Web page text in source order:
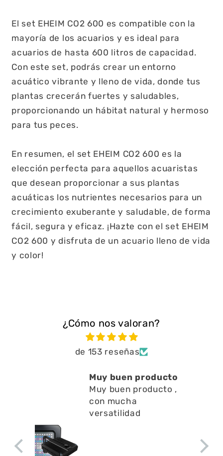
El set EHEIM CO2 600 es compatible con la
mayoría de los acuarios y es ideal para
acuarios de hasta 600 litros de capacidad.
Con este set, podrás crear un entorno
acuático vibrante y lleno de vida, donde tus
plantas crecerán fuertes y saludables,
proporcionando un hábitat natural y hermoso
para tus peces.
En resumen, el set EHEIM CO2 600 es la
elección perfecta para aquellos acuaristas
que desean proporcionar a sus plantas
acuáticas los nutrientes necesarios para un
crecimiento exuberante y saludable, de forma
fácil, segura y eficaz. ¡Hazte con el set EHEIM
CO2 600 y disfruta de un acuario lleno de vida
y color!
¿Cómo nos valoran?
de 153 reseñas
Muy buen producto
Muy buen producto ,
con mucha
versatilidad